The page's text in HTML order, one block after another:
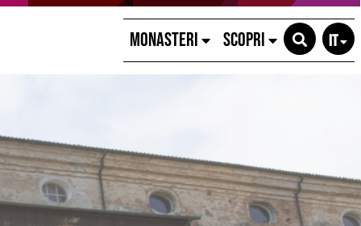
MONASTERI SCOPRI IT